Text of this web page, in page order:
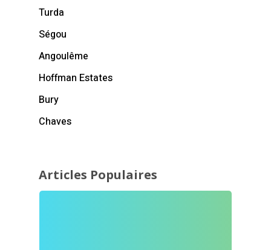
Turda
Ségou
Angoulême
Hoffman Estates
Bury
Chaves
Articles Populaires